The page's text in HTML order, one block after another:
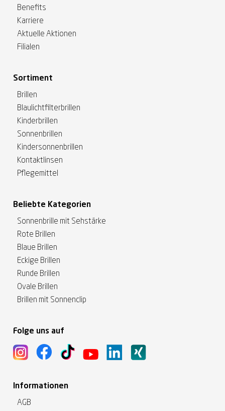
Benefits
Karriere
Aktuelle Aktionen
Filialen
Sortiment
Brillen
Blaulichtfilterbrillen
Kinderbrillen
Sonnenbrillen
Kindersonnenbrillen
Kontaktlinsen
Pflegemittel
Beliebte Kategorien
Sonnenbrille mit Sehstärke
Rote Brillen
Blaue Brillen
Eckige Brillen
Runde Brillen
Ovale Brillen
Brillen mit Sonnenclip
Folge uns auf
Informationen
AGB